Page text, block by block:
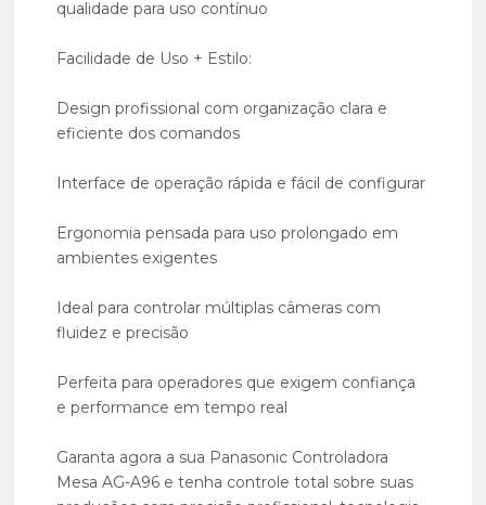
qualidade para uso contínuo
Facilidade de Uso + Estilo:
Design profissional com organização clara e
eficiente dos comandos
Interface de operação rápida e fácil de configurar
Ergonomia pensada para uso prolongado em
ambientes exigentes
Ideal para controlar múltiplas câmeras com
fluidez e precisão
Perfeita para operadores que exigem confiança
e performance em tempo real
Garanta agora a sua Panasonic Controladora
Mesa AG-A96 e tenha controle total sobre suas